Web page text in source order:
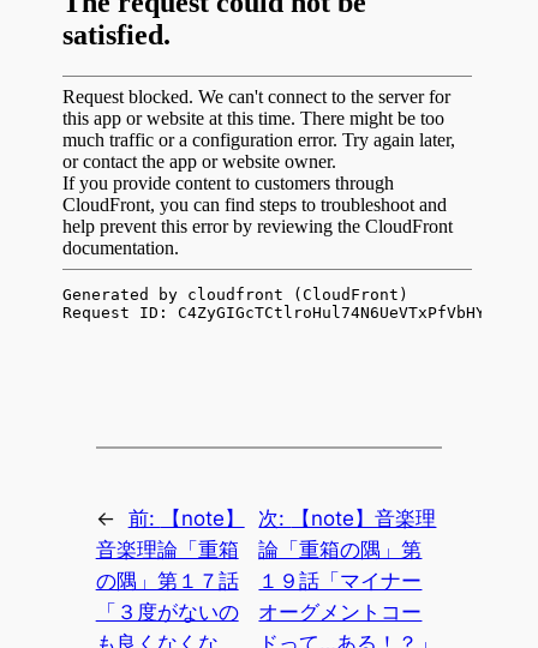
← 前:
【note】
音楽理論「重箱
の隅」第１７話
「３度がないの
も良くなくな
次:
【note】音楽理
論「重箱の隅」第
１９話「マイナー
オーグメントコー
ドって…ある！？」